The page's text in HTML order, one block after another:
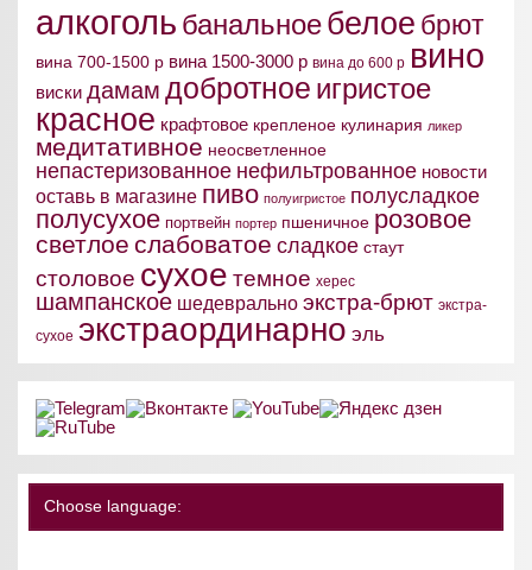
алкоголь банальноебелое брют
вина 700-1500 р вина 1500-3000 р вина до 600 р вино
виски дамам добротное игристое
красное крафтовое крепленое кулинария ликер
медитативное неосветленное
непастеризованное нефильтрованное новости
оставь в магазине пиво полуигристое полусладкое
полусухое портвейн портер пшеничное розовое
светлое слабоватое сладкое стаут
столовое сухое темное херес
шампанское шедеврально экстра-брют экстра-
сухое экстраординарно эль
Choose language: